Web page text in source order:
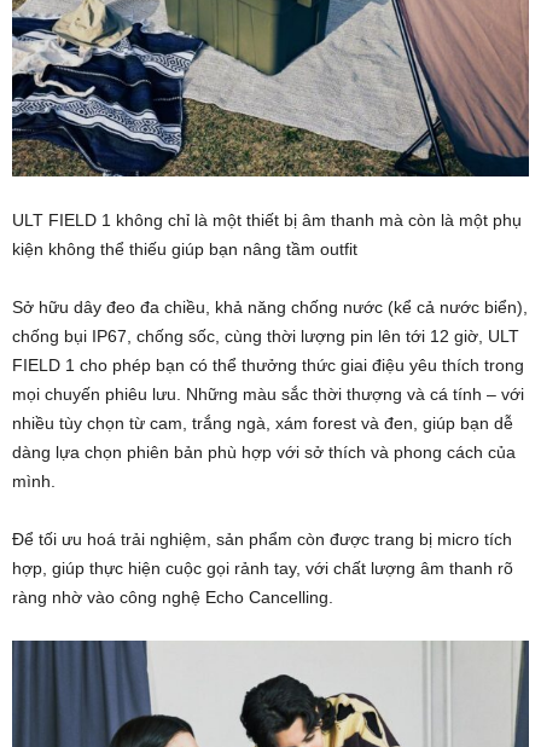
ULT FIELD 1 không chỉ là một thiết bị âm thanh mà còn là một phụ
kiện không thể thiếu giúp bạn nâng tầm outfit
Sở hữu dây đeo đa chiều, khả năng chống nước (kể cả nước biển),
chống bụi IP67, chống sốc, cùng thời lượng pin lên tới 12 giờ, ULT
FIELD 1 cho phép bạn có thể thưởng thức giai điệu yêu thích trong
mọi chuyến phiêu lưu. Những màu sắc thời thượng và cá tính – với
nhiều tùy chọn từ cam, trắng ngà, xám forest và đen, giúp bạn dễ
dàng lựa chọn phiên bản phù hợp với sở thích và phong cách của
mình.
Để tối ưu hoá trải nghiệm, sản phẩm còn được trang bị micro tích
hợp, giúp thực hiện cuộc gọi rảnh tay, với chất lượng âm thanh rõ
ràng nhờ vào công nghệ Echo Cancelling.